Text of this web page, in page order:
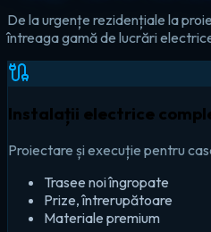
De la urgențe rezidențiale la
întreaga gamă de lucrări
Instalații electrice
Proiectare și execuție pentru
Trasee noi îngropate
Prize, întrerupătoare
Materiale premium